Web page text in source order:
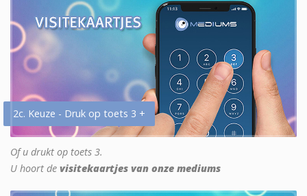
2c. Keuze - Druk op toets 3 +
Of u drukt op toets 3.
U hoort de visitekaartjes van onze mediums